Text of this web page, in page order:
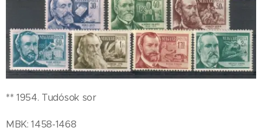
** 1954. Tudósok sor
MBK: 1458-1468